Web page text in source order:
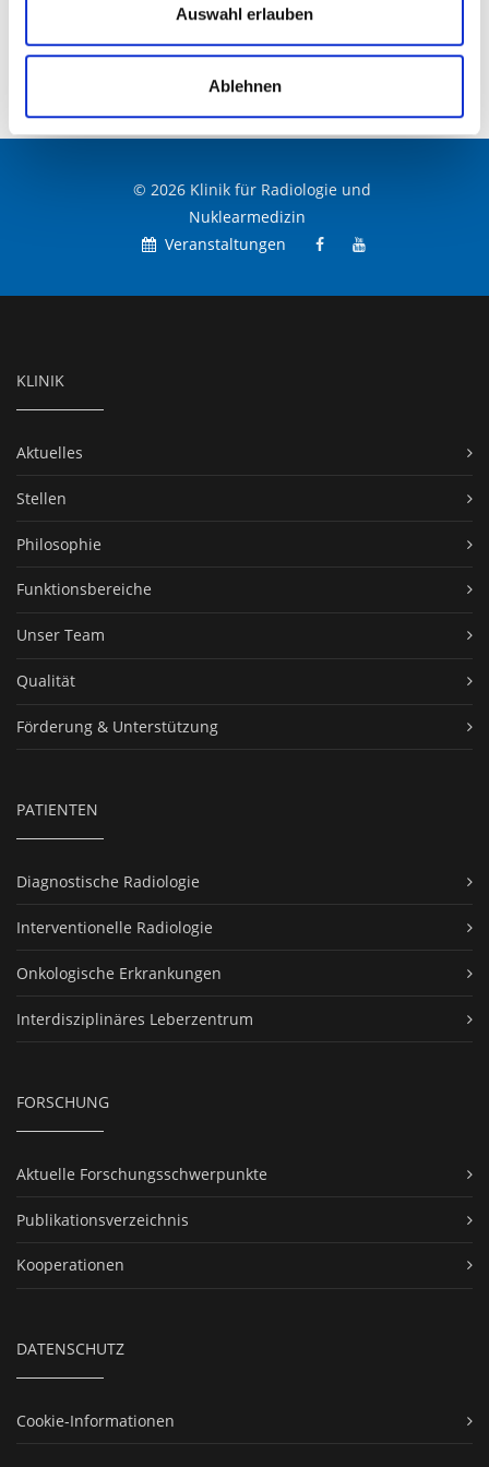
Auswahl erlauben
Ablehnen
© 2026 Klinik für Radiologie und
Nuklearmedizin
Veranstaltungen
KLINIK
Aktuelles
Stellen
Philosophie
Funktionsbereiche
Unser Team
Qualität
Förderung & Unterstützung
PATIENTEN
Diagnostische Radiologie
Interventionelle Radiologie
Onkologische Erkrankungen
Interdisziplinäres Leberzentrum
FORSCHUNG
Aktuelle Forschungsschwerpunkte
Publikationsverzeichnis
Kooperationen
DATENSCHUTZ
Cookie-Informationen